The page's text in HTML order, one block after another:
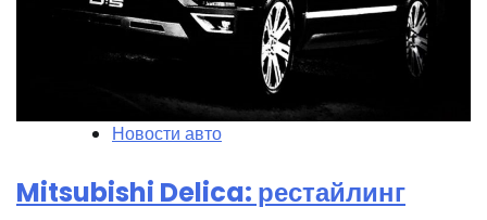
Новости авто
Mitsubishi Delica: рестайлинг